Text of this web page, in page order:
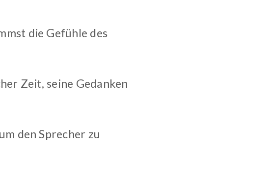
die Gefühle des
Zeit, seine Gedanken
den Sprecher zu